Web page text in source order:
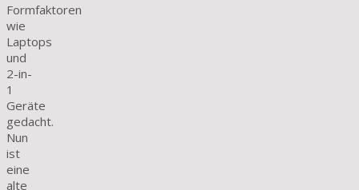
Formfaktoren
wie
Laptops
und
2-in-
1
Geräte
gedacht.
Nun
ist
eine
alte